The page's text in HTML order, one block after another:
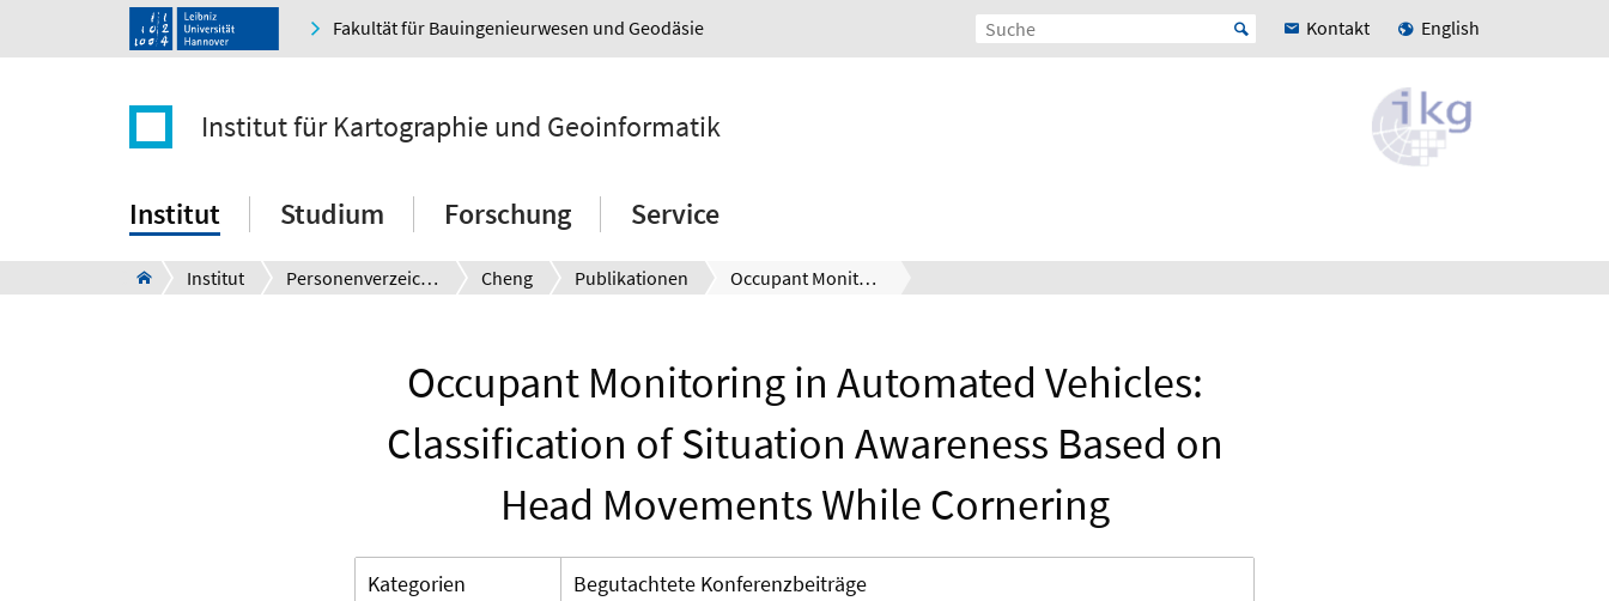
Fakultät für Bauingenieurwesen und Geodäsie Kontakt English
Institut für Kartographie und Geoinformatik
Institut Studium Forschung Service
Institut Personenverzeichnis Cheng Publikationen Occupant Monitoring in Automated Vehicles: Classification of Situation Awareness Based on Head Movements While Cornering
Occupant Monitoring in Automated Vehicles:
Classification of Situation Awareness Based on
Head Movements While Cornering
Kategorien
Begutachtete Konferenzbeiträge